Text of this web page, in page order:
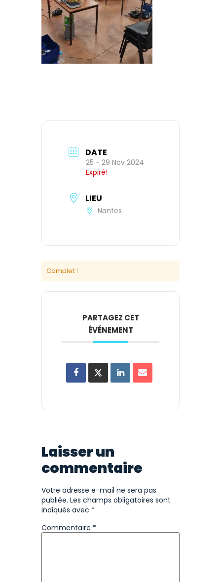
DATE
25 - 29 Nov 2024
Expiré!
LIEU
Nantes
Complet !
PARTAGEZ CET
ÉVÉNEMENT
Laisser un
commentaire
Votre adresse e-mail ne sera pas
publiée. Les champs obligatoires sont
indiqués avec *
Commentaire *